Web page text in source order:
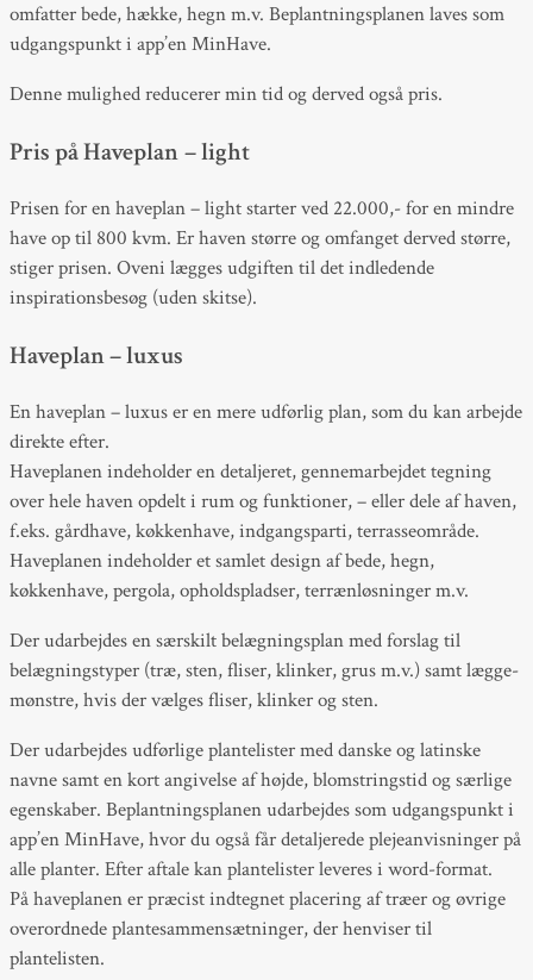
omfatter bede, hække, hegn m.v. Beplantningsplanen laves som
udgangspunkt i app’en MinHave.
Denne mulighed reducerer min tid og derved også pris.
Pris på Haveplan – light
Prisen for en haveplan – light starter ved 22.000,- for en mindre
have op til 800 kvm. Er haven større og omfanget derved større,
stiger prisen. Oveni lægges udgiften til det indledende
inspirationsbesøg (uden skitse).
Haveplan – luxus
En haveplan – luxus er en mere udførlig plan, som du kan arbejde
direkte efter.
Haveplanen indeholder en detaljeret, gennemarbejdet tegning
over hele haven opdelt i rum og funktioner, – eller dele af haven,
f.eks. gårdhave, køkkenhave, indgangsparti, terrasseområde.
Haveplanen indeholder et samlet design af bede, hegn,
køkkenhave, pergola, opholdspladser, terrænløsninger m.v.
Der udarbejdes en særskilt belægningsplan med forslag til
belægningstyper (træ, sten, fliser, klinker, grus m.v.) samt lægge-
mønstre, hvis der vælges fliser, klinker og sten.
Der udarbejdes udførlige plantelister med danske og latinske
navne samt en kort angivelse af højde, blomstringstid og særlige
egenskaber. Beplantningsplanen udarbejdes som udgangspunkt i
app’en MinHave, hvor du også får detaljerede plejeanvisninger på
alle planter. Efter aftale kan plantelister leveres i word-format.
På haveplanen er præcist indtegnet placering af træer og øvrige
overordnede plantesammensætninger, der henviser til
plantelisten.